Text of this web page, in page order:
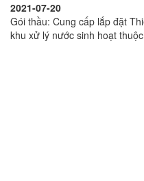
2021-07-20
Gói thầu: Cung cấp lắp đặt
khu xử lý nước sinh hoạt